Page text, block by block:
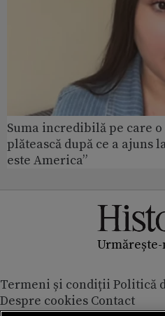
Suma incredibilă pe care
plătească după ce a ajuns
este America”
Urmărește-
Termeni și condiții Politică
Despre cookies Contact